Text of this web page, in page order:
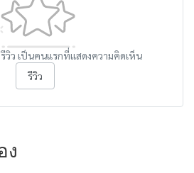
วิว เป็นคนแรกที่แสดงความคิดเห็น
รีวิว
ง